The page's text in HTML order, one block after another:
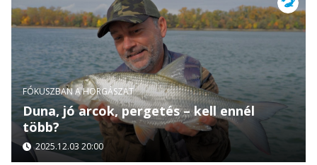
FÓKUSZBAN A HORGÁSZAT
Duna, jó arcok, pergetés – kell ennél
több?
2025.12.03 20:00